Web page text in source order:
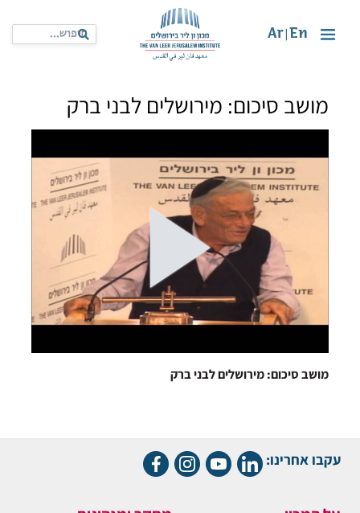
En
Ar
מושב סיכום: מירושלים לבני ברק
מושב סיכום: מירושלים לבני ברק
עקבו אחרינו: